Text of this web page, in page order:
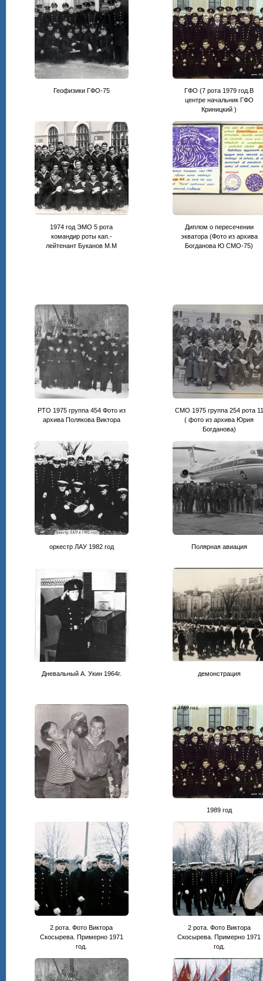
Геофизики ГФО-75
ГФО (7 рота 1979 год.В
центре начальник ГФО
Криницкий )
1974 год ЭМО 5 рота
командир роты кап.-
лейтенант Буканов М.М
Диплом о пересечении
экватора (Фото из архива
Богданова Ю СМО-75)
РТО 1975 группа 454 Фото из
архива Полякова Виктора
СМО 1975 группа 254 рота 11
( фото из архива Юрия
Богданова)
оркестр ЛАУ 1982 год Полярная авиация
Дневальный А. Укин 1964г. демонстрация
1989 год
2 рота. Фото Виктора
Скосырева. Примерно 1971
год.
2 рота. Фото Виктора
Скосырева. Примерно 1971
год.